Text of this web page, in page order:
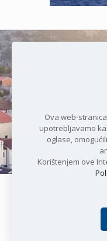
Čudesan
Copyright © 2021
Ova web-
upotrebljavamo
oglase,
Korištenjem ove